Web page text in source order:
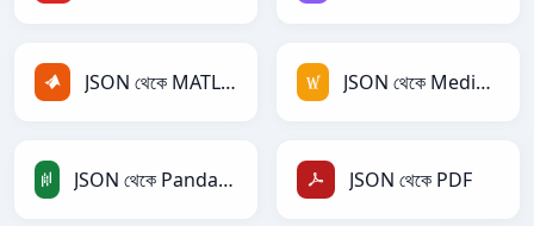
JSON থেকে MATLAB JSON থেকে MediaWiki
JSON থেকে PandasDataFrame JSON থেকে PDF